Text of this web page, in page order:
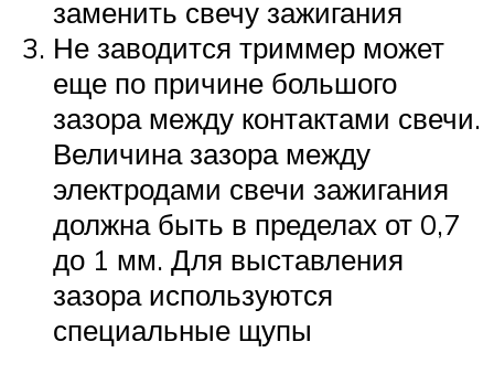
заменить свечу зажигания
Не заводится триммер может
еще по причине большого
зазора между контактами свечи.
Величина зазора между
электродами свечи зажигания
должна быть в пределах от 0,7
до 1 мм. Для выставления
зазора используются
специальные щупы